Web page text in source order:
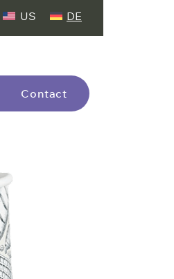
US DE
Contact